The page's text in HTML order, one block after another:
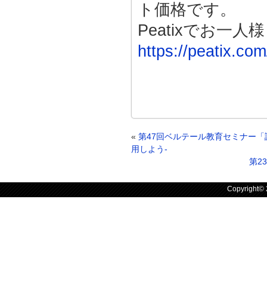
ト価格です。
Peatixでお一人
https://
« 第47回ベルテール教育セミナー
用しよう-
第
Copyright©